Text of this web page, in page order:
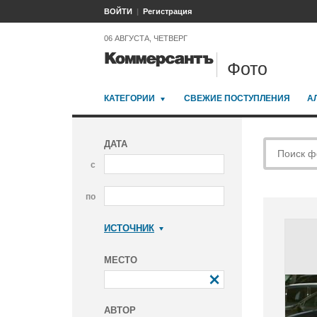
ВОЙТИ Регистрация
06 АВГУСТА, ЧЕТВЕРГ
Фото
КАТЕГОРИИ СВЕЖИЕ ПОСТУПЛЕНИЯ
ДАТА
с
по
ИСТОЧНИК
МЕСТО
АВТОР